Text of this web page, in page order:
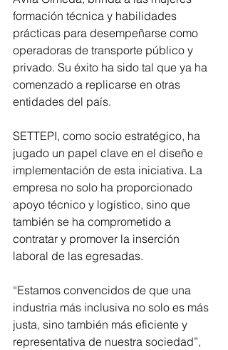
formación técnica y habilidades
prácticas para desempeñarse como
operadoras de transporte público y
privado. Su éxito ha sido tal que ya ha
comenzado a replicarse en otras
entidades del país.
SETTEPI, como socio estratégico, ha
jugado un papel clave en el diseño e
implementación de esta iniciativa. La
empresa no solo ha proporcionado
apoyo técnico y logístico, sino que
también se ha comprometido a
contratar y promover la inserción
laboral de las egresadas.
“Estamos convencidos de que una
industria más inclusiva no solo es más
justa, sino también más eficiente y
representativa de nuestra sociedad”,